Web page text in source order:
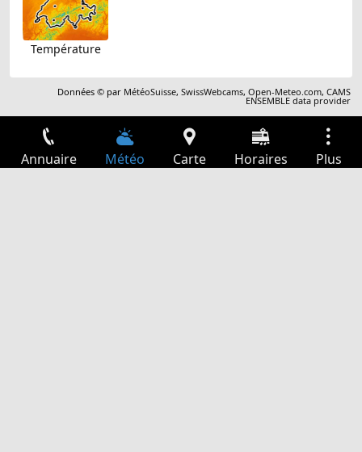
Température
Données © par MétéoSuisse,SwissWebcams,Open-Meteo.com,CAMS
ENSEMBLE data provider
Annuaire Météo Carte Horaires Plus